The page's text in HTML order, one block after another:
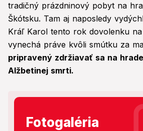
tradičný prázdninový pobyt na
Škótsku. Tam aj naposledy
Kráľ Karol tento rok dovolenku
vynechá práve kvôli smútku za
pripravený zdržiavať sa na
Alžbetinej smrti.
Fotogaléria